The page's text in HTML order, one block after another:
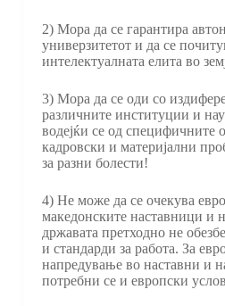
2) Мора да се гарантира
универзитетот и да се
интелектуалната елита во
3) Мора да се оди со
различните институции и
водејќи се од специфичните
кадровски и материјални
за разни болести!
4) Не може да се очекува
македонските наставници и
државата претходно не
и стандарди за работа. За
напредување во наставни и
потребни се и европски